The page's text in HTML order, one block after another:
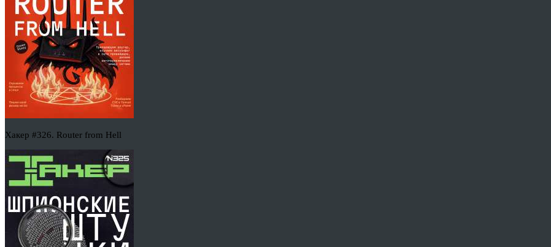
Хакер #326. Router from Hell